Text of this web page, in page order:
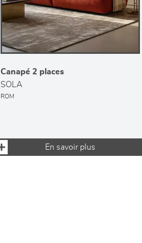
Canapé 2 places
SOLA
ROM
En savoir plus